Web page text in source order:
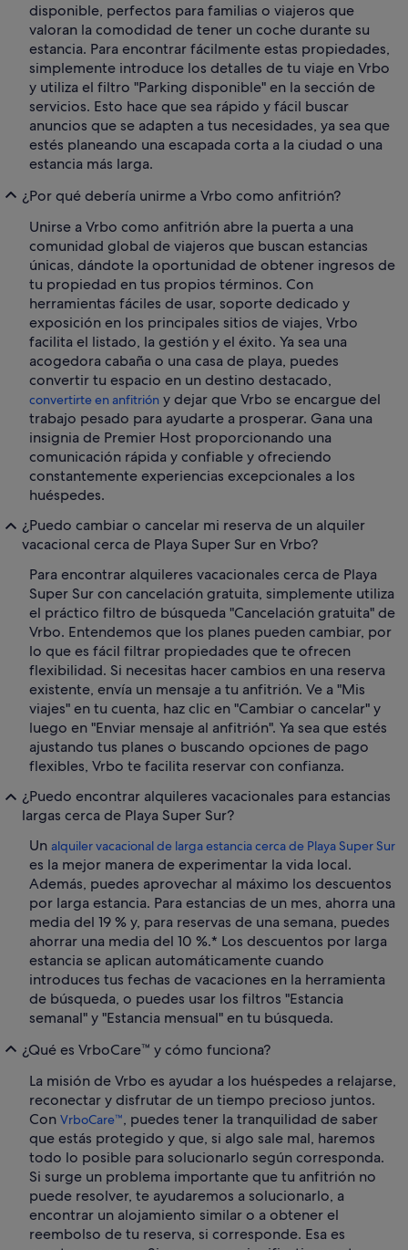
disponible, perfectos para familias o viajeros que
valoran la comodidad de tener un coche durante su
estancia. Para encontrar fácilmente estas propiedades,
simplemente introduce los detalles de tu viaje en Vrbo
y utiliza el filtro "Parking disponible" en la sección de
servicios. Esto hace que sea rápido y fácil buscar
anuncios que se adapten a tus necesidades, ya sea que
estés planeando una escapada corta a la ciudad o una
estancia más larga.
¿Por qué debería unirme a Vrbo como anfitrión?
Unirse a Vrbo como anfitrión abre la puerta a una
comunidad global de viajeros que buscan estancias
únicas, dándote la oportunidad de obtener ingresos de
tu propiedad en tus propios términos. Con
herramientas fáciles de usar, soporte dedicado y
exposición en los principales sitios de viajes, Vrbo
facilita el listado, la gestión y el éxito. Ya sea una
acogedora cabaña o una casa de playa, puedes
convertir tu espacio en un destino destacado,
convertirte en anfitrión y dejar que Vrbo se encargue del
trabajo pesado para ayudarte a prosperar. Gana una
insignia de Premier Host proporcionando una
comunicación rápida y confiable y ofreciendo
constantemente experiencias excepcionales a los
huéspedes.
¿Puedo cambiar o cancelar mi reserva de un alquiler
vacacional cerca de Playa Super Sur en Vrbo?
Para encontrar alquileres vacacionales cerca de Playa
Super Sur con cancelación gratuita, simplemente utiliza
el práctico filtro de búsqueda "Cancelación gratuita" de
Vrbo. Entendemos que los planes pueden cambiar, por
lo que es fácil filtrar propiedades que te ofrecen
flexibilidad. Si necesitas hacer cambios en una reserva
existente, envía un mensaje a tu anfitrión. Ve a "Mis
viajes" en tu cuenta, haz clic en "Cambiar o cancelar" y
luego en "Enviar mensaje al anfitrión". Ya sea que estés
ajustando tus planes o buscando opciones de pago
flexibles, Vrbo te facilita reservar con confianza.
¿Puedo encontrar alquileres vacacionales para estancias
largas cerca de Playa Super Sur?
Un alquiler vacacional de larga estancia cerca de Playa Super Sur
es la mejor manera de experimentar la vida local.
Además, puedes aprovechar al máximo los descuentos
por larga estancia. Para estancias de un mes, ahorra una
media del 19 % y, para reservas de una semana, puedes
ahorrar una media del 10 %.* Los descuentos por larga
estancia se aplican automáticamente cuando
introduces tus fechas de vacaciones en la herramienta
de búsqueda, o puedes usar los filtros "Estancia
semanal" y "Estancia mensual" en tu búsqueda.
¿Qué es VrboCare™ y cómo funciona?
La misión de Vrbo es ayudar a los huéspedes a relajarse,
reconectar y disfrutar de un tiempo precioso juntos.
Con VrboCare™, puedes tener la tranquilidad de saber
que estás protegido y que, si algo sale mal, haremos
todo lo posible para solucionarlo según corresponda.
Si surge un problema importante que tu anfitrión no
puede resolver, te ayudaremos a solucionarlo, a
encontrar un alojamiento similar o a obtener el
reembolso de tu reserva, si corresponde. Esa es